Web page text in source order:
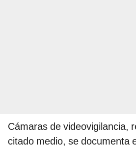
Cámaras de videovigilancia,
citado medio, se documenta